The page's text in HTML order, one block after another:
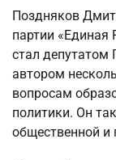
Поздняков
партии «Единая
стал депутатом
автором
вопросам
политики. Он
общественной и